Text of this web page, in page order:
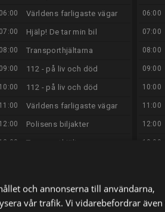
06:00 Världens farligaste vägar
07:00 Hjälp! De tar min bil
08:00 Transporthjältarna
09:00 112 - på liv och död
10:00 112 - på liv och död
11:00 Världens farligaste vägar
12:00 Polisens biljakter
13:00 Transporthjältarna
The Rookie
06:00
07:00
08:00
09:00
10:00
11:00
12:00
13:00
och annonserna till användarna,
vår trafik. Vi vidarebefordrar även